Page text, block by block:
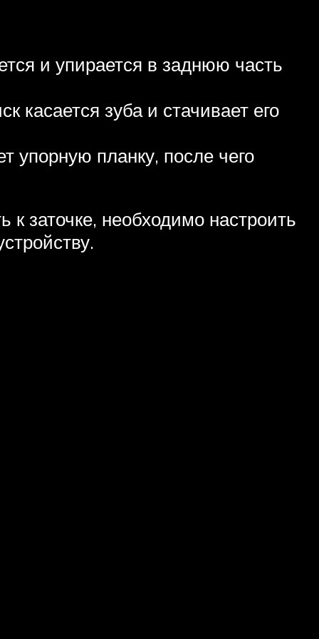
и упирается в заднюю часть
касается зуба и стачивает его
упорную планку, после чего
заточке, необходимо настроить